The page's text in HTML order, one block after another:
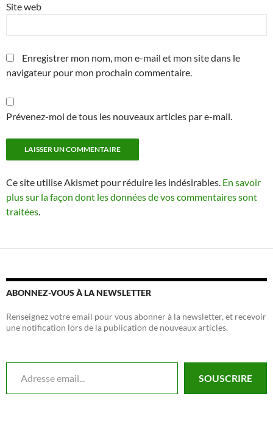
Site web
Enregistrer mon nom, mon e-mail et mon site dans le
navigateur pour mon prochain commentaire.
Prévenez-moi de tous les nouveaux articles par e-mail.
Ce site utilise Akismet pour réduire les indésirables. En savoir
plus sur la façon dont les données de vos commentaires sont
traitées.
ABONNEZ-VOUS À LA NEWSLETTER
Renseignez votre email pour vous abonner à la newsletter, et recevoir
une notification lors de la publication de nouveaux articles.
Adresse email...
SOUSCRIRE